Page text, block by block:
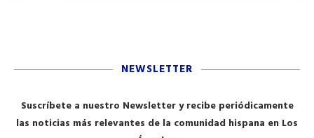
NEWSLETTER
Suscríbete a nuestro Newsletter y recibe periódicamente
las noticias más relevantes de la comunidad hispana en Los